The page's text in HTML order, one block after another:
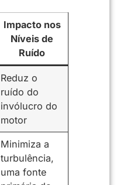
Impacto nos
Níveis de
Ruído
Reduz o
ruído do
invólucro do
motor
Minimiza a
turbulência,
uma fonte